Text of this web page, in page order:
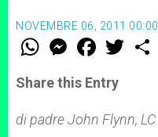
NOVEMBRE 06, 2011 00:00
W
t
s
p
p
M
e
s
e
g
e
F
a
e
b
o
k
w
r
Share this Entry
di padre John Flynn, LC